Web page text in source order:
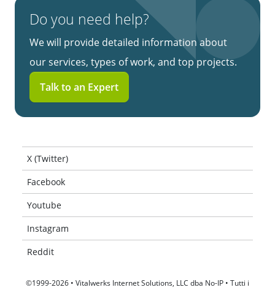
Do you need help?
We will provide detailed information about
our services, types of work, and top projects.
Talk to an Expert
X (Twitter)
Facebook
Youtube
Instagram
Reddit
©1999-2026 • Vitalwerks Internet Solutions, LLC dba No-IP • Tutti i